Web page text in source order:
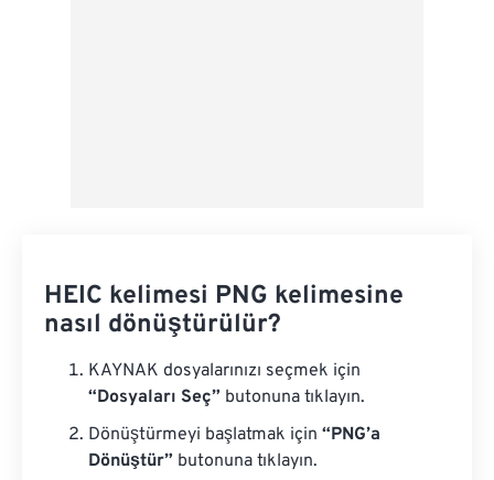
HEIC kelimesi PNG kelimesine
nasıl dönüştürülür?
KAYNAK dosyalarınızı seçmek için
“Dosyaları Seç” butonuna tıklayın.
Dönüştürmeyi başlatmak için “PNG’a
Dönüştür” butonuna tıklayın.